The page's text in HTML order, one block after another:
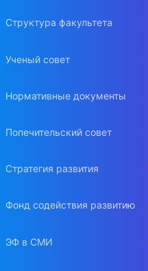
Структура факультета
Ученый совет
Нормативные документы
Попечительский совет
Стратегия развития
Фонд содействия развитию
ЭФ в СМИ